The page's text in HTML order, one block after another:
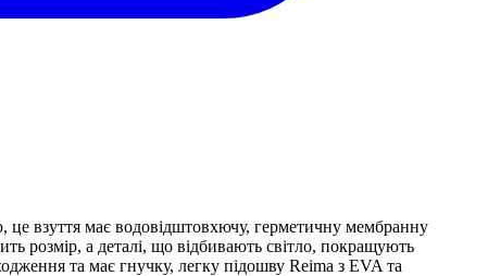
взуття має водовідштовхючу, герметичну мембранну
розмір, а деталі, що відбивають світло, покращують
та має гнучку, легку підошву Reima з EVA та